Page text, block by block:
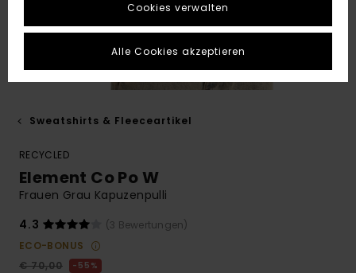
Sweatshirts & Fleeceartikel
RECYCLED
Element Co Po W
Frauen Grau Kapuzenpulli
4.3
(3 Bewertungen)
ECO-BONUS
€ 70,00
55%
Cookies verwalten
Alle Cookies akzeptieren